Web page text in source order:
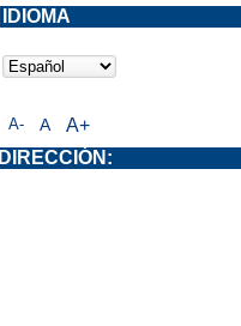
A- A A+
DIRECCIÓN:
IDIOMA